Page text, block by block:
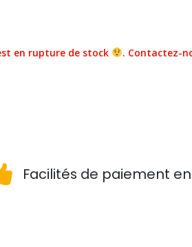
en rupture de stock
. Contactez-
Facilités de paiement en